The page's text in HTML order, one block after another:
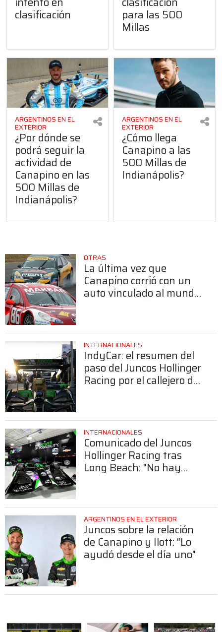
clasificación para las 500
Millas
ARGENTINOS EN EL
EXTERIOR
¿Por dónde se
podrá seguir la
actividad de
Canapino en las
500 Millas de
Indianápolis?
ARGENTINOS EN EL
EXTERIOR
¿Cómo llega
Canapino a las
500 Millas de
Indianápolis?
OTRAS
La última vez que
Canapino corrió con un
auto vinculado al mundo
INTERNACIONALES
IndyCar: el resumen del
paso del Juncos Hollinger
Racing por el callejero de
INTERNACIONALES
Comunicado del Juncos
Hollinger Racing tras
Long Beach: "No hay
ARGENTINOS EN EL EXTERIOR
Juncos sobre la relación
de Canapino y Ilott: "Lo
ayudó desde el día uno"